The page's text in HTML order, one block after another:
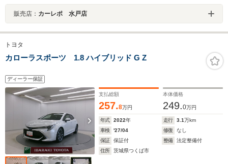
販売店： カーレポ 水戸店
トヨタ
カローラスポーツ 1.8 ハイブリッド G Z
ディーラー保証
支払総額
257.8万円
本体価格
249.0万円
年式 2022年 走行 3.1万km
車検
'27/04 修復
なし
保証
保証付 整備
法定整備付
住所
茨城県つくば市